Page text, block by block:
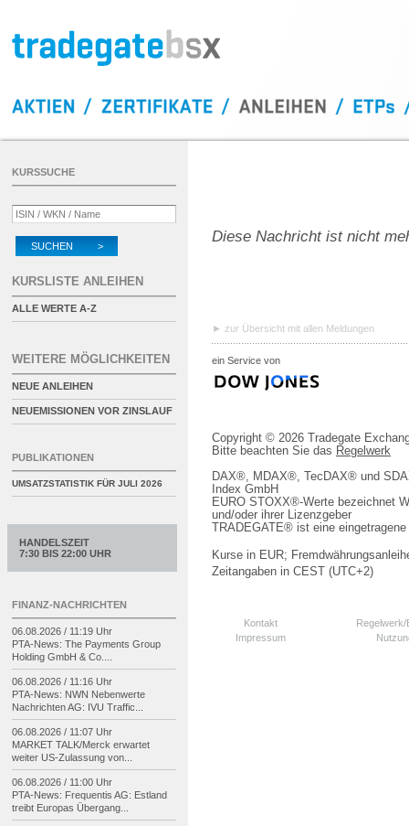
Diese Nachricht ist nicht
zur Übersicht mit allen Meldungen
ein Service von
Copyright © 2026 Tradegate
Bitte beachten Sie das Regelwerk
DAX®, MDAX®, TecDAX® und
Index GmbH
EURO STOXX®-Werte bezeichnet
und/oder ihrer Lizenzgeber
TRADEGATE® ist eine
Kurse in EUR;
Zeitangaben in CEST (UTC+2)
Kontakt
Impressum
KURSSUCHE
SUCHEN >
KURSLISTE ANLEIHEN
ALLE WERTE A-Z
WEITERE MÖGLICHKEITEN
NEUE ANLEIHEN
NEUEMISSIONEN VOR ZINSLAUF
PUBLIKATIONEN
UMSATZSTATISTIK FÜR JULI 2026
HANDELSZEIT
7:30 BIS 22:00 UHR
FINANZ-NACHRICHTEN
06.08.2026 / 11:19 Uhr
PTA-News: The Payments Group
Holding GmbH & Co....
06.08.2026 / 11:16 Uhr
PTA-News: NWN Nebenwerte
Nachrichten AG: IVU Traffic...
06.08.2026 / 11:07 Uhr
MARKET TALK/Merck erwartet
weiter US-Zulassung von...
06.08.2026 / 11:00 Uhr
PTA-News: Frequentis AG: Estland
treibt Europas Übergang...